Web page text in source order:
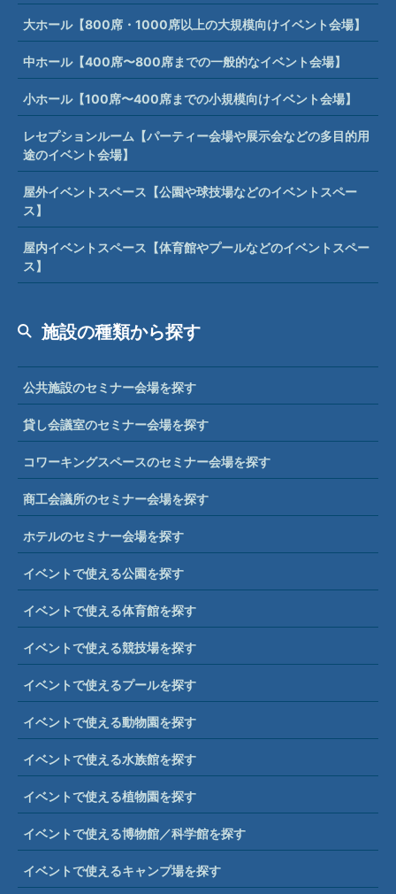
大ホール【800席・1000席以上の大規模向けイベント会場】
中ホール【400席〜800席までの一般的なイベント会場】
小ホール【100席〜400席までの小規模向けイベント会場】
レセプションルーム【パーティー会場や展示会などの多目的用
途のイベント会場】
屋外イベントスペース【公園や球技場などのイベントスペー
ス】
屋内イベントスペース【体育館やプールなどのイベントスペー
ス】
施設の種類から探す
公共施設のセミナー会場を探す
貸し会議室のセミナー会場を探す
コワーキングスペースのセミナー会場を探す
商工会議所のセミナー会場を探す
ホテルのセミナー会場を探す
イベントで使える公園を探す
イベントで使える体育館を探す
イベントで使える競技場を探す
イベントで使えるプールを探す
イベントで使える動物園を探す
イベントで使える水族館を探す
イベントで使える植物園を探す
イベントで使える博物館／科学館を探す
イベントで使えるキャンプ場を探す